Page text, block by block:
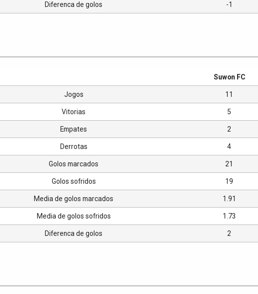
Diferenca de golos -1
Suwon FC
Jogos 11
Vitorias 5
Empates 2
Derrotas 4
Golos marcados 21
Golos sofridos 19
Media de golos marcados 1.91
Media de golos sofridos 1.73
Diferenca de golos 2